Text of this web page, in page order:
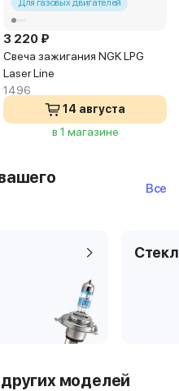
Для газовых двигателей
3 220 ₽
Свеча зажигания NGK LPG
Laser Line
1496
14 августа
в 1 магазине
Все
моделей